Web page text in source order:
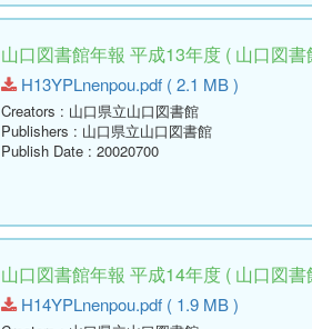
山口図書館年報 平成13年度 ( 山口図
H13YPLnenpou.pdf ( 2.1 MB )
Creators : 山口県立山口図書館
Publishers : 山口県立山口図書館
Publish Date : 20020700
山口図書館年報 平成14年度 ( 山口図
H14YPLnenpou.pdf ( 1.9 MB )